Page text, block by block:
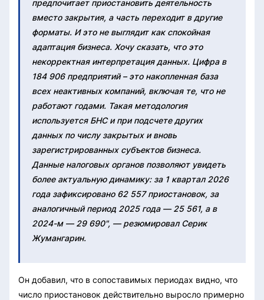
предпочитает приостановить деятельность
вместо закрытия, а часть переходит в другие
форматы. И это не выглядит как спокойная
адаптация бизнеса. Хочу сказать, что это
некорректная интерпретация данных. Цифра в
184 906 предприятий – это накопленная база
всех неактивных компаний, включая те, что не
работают годами. Такая методология
используется БНС и при подсчете других
данных по числу закрытых и вновь
зарегистрированных субъектов бизнеса.
Данные налоговых органов позволяют увидеть
более актуальную динамику: за 1 квартал 2026
года зафиксировано 62 557 приостановок, за
аналогичный период 2025 года — 25 561, а в
2024-м — 29 690", — резюмировал Серик
Жумангарин.
Он добавил, что в сопоставимых периодах видно, что
число приостановок действительно выросло примерно